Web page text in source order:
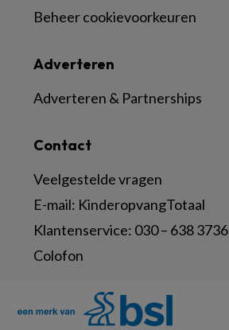
Contact
Veelgestelde vragen
E-mail: KinderopvangTotaal
Klantenservice: 030 – 638 3736
Colofon
Adverteren
Adverteren & Partnerships
Beheer cookievoorkeuren